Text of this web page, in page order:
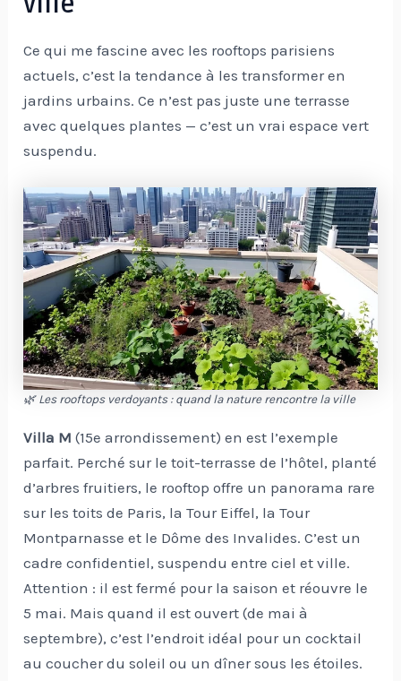
Ce qui me fascine avec les rooftops parisiens
actuels, c’est la tendance à les transformer en
jardins urbains. Ce n’est pas juste une terrasse
avec quelques plantes — c’est un vrai espace vert
suspendu.
🌿 Les rooftops verdoyants : quand la nature rencontre la ville
Villa M (15e arrondissement) en est l’exemple
parfait. Perché sur le toit-terrasse de l’hôtel, planté
d’arbres fruitiers, le rooftop offre un panorama rare
sur les toits de Paris, la Tour Eiffel, la Tour
Montparnasse et le Dôme des Invalides. C’est un
cadre confidentiel, suspendu entre ciel et ville.
Attention : il est fermé pour la saison et réouvre le
5 mai. Mais quand il est ouvert (de mai à
septembre), c’est l’endroit idéal pour un cocktail
au coucher du soleil ou un dîner sous les étoiles.